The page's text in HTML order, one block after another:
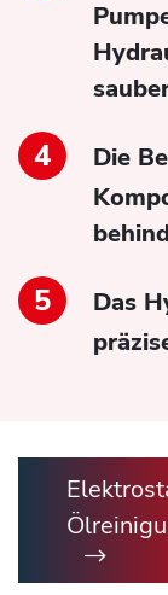
Die
Das